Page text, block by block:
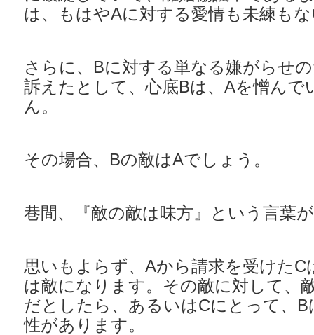
は、もはやAに対する愛情も未練も
さらに、Bに対する単なる嫌がらせ
訴えたとして、心底Bは、Aを憎んで
ん。
その場合、Bの敵はAでしょう。
巷間、『敵の敵は味方』という言葉
思いもよらず、Aから請求を受けたC
は敵になります。その敵に対して、
だとしたら、あるいはCにとって、
性があります。